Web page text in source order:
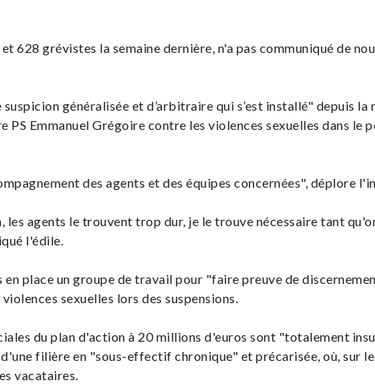
628 grévistes la semaine dernière, n'a pas communiqué de
généralisée et d’arbitraire qui s’est installé" depuis la
PS Emmanuel Grégoire contre les violences sexuelles dans le
des agents et des équipes concernées", déplore
les agents le trouvent trop dur, je le trouve nécessaire tant
l'édile.
en place un groupe de travail pour "faire preuve de
sexuelles lors des suspensions.
du plan d'action à 20 millions d'euros sont "totalement
filière en "sous-effectif chronique" et précarisée, où, sur
vacataires.